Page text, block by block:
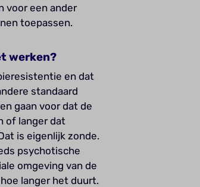
voor een ander
toepassen.
werken?
en dat
standaard
gaan voor dat de
of langer dat
is eigenlijk zonde.
psychotische
omgeving van de
langer het duurt.